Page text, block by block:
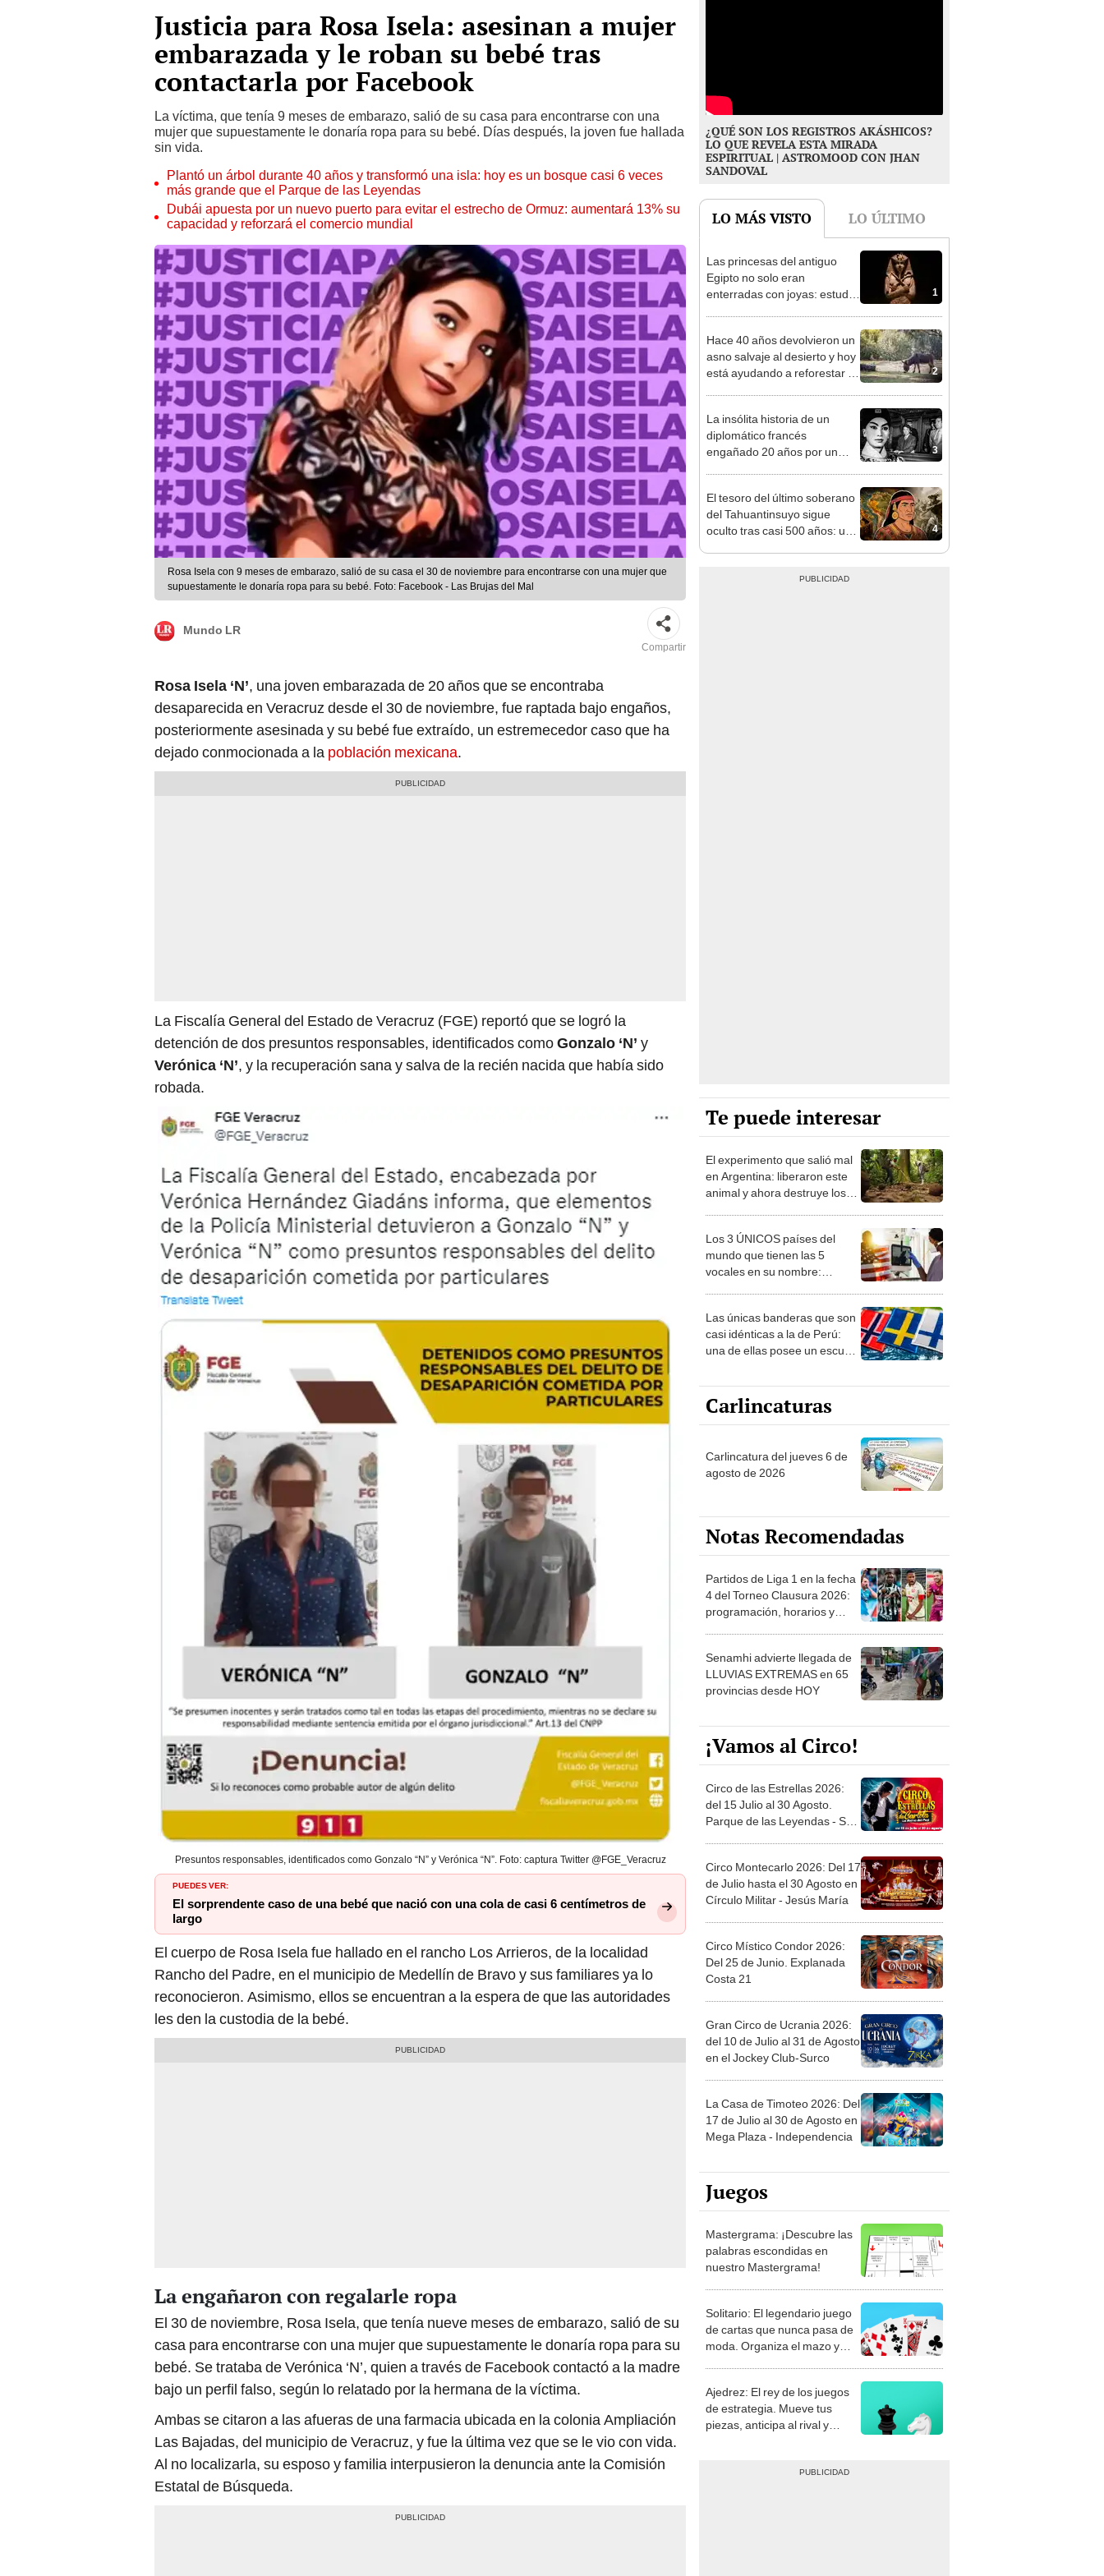
Justicia para Rosa Isela: asesinan a mujer
embarazada y le roban su bebé tras
contactarla por Facebook
La víctima, que tenía 9 meses de embarazo, salió de su casa para encontrarse con una
mujer que supuestamente le donaría ropa para su bebé. Días después, la joven fue hallada
sin vida.
Plantó un árbol durante 40 años y transformó una isla: hoy es un bosque casi 6 veces
más grande que el Parque de las Leyendas
Dubái apuesta por un nuevo puerto para evitar el estrecho de Ormuz: aumentará 13% su
capacidad y reforzará el comercio mundial
Rosa Isela con 9 meses de embarazo, salió de su casa el 30 de noviembre para encontrarse con una mujer que
supuestamente le donaría ropa para su bebé. Foto: Facebook - Las Brujas del Mal
Mundo LR
Compartir
Rosa Isela ‘N’, una joven embarazada de 20 años que se encontraba
desaparecida en Veracruz desde el 30 de noviembre, fue raptada bajo engaños,
posteriormente asesinada y su bebé fue extraído, un estremecedor caso que ha
dejado conmocionada a la población mexicana.
La Fiscalía General del Estado de Veracruz (FGE) reportó que se logró la
detención de dos presuntos responsables, identificados comoGonzalo ‘N’ y
Verónica ‘N’, y la recuperación sana y salva de la recién nacida que había sido
robada.
Presuntos responsables, identificados como Gonzalo “N” y Verónica “N”. Foto: captura Twitter @FGE_Veracruz
PUEDES VER:
El sorprendente caso de una bebé que nació con una cola de casi 6 centímetros de
largo
El cuerpo de Rosa Isela fue hallado en el rancho Los Arrieros, de la localidad
Rancho del Padre, en el municipio de Medellín de Bravo y sus familiares ya lo
reconocieron. Asimismo, ellos se encuentran a la espera de que las autoridades
les den la custodia de la bebé.
La engañaron con regalarle ropa
El 30 de noviembre, Rosa Isela, que tenía nueve meses de embarazo, salió de su
casa para encontrarse con una mujer que supuestamente le donaría ropa para su
bebé. Se trataba de Verónica ‘N’, quien a través de Facebook contactó a la madre
bajo un perfil falso, según lo relatado por la hermana de la víctima.
Ambas se citaron a las afueras de una farmacia ubicada en la colonia Ampliación
Las Bajadas, del municipio de Veracruz, y fue la última vez que se le vio con vida.
Al no localizarla, su esposo y familia interpusieron la denuncia ante la Comisión
Estatal de Búsqueda.
¿QUÉ SON LOS REGISTROS AKÁSHICOS?
LO QUE REVELA ESTA MIRADA
ESPIRITUAL | ASTROMOOD CON JHAN
SANDOVAL
LO MÁS VISTO LO ÚLTIMO
1
Las princesas del antiguo
Egipto no solo eran
enterradas con joyas: estudio
tumbas
2
Hace 40 años devolvieron un
asno salvaje al desierto y hoy
está ayudando a reforestar el
3
La insólita historia de un
diplomático francés
engañado 20 años por un
4
El tesoro del último soberano
del Tahuantinsuyo sigue
oculto tras casi 500 años: un
Te puede interesar
El experimento que salió mal
en Argentina: liberaron este
animal y ahora destruye los
Los 3 ÚNICOS países del
mundo que tienen las 5
vocales en su nombre:
Las únicas banderas que son
casi idénticas a la de Perú:
una de ellas posee un escudo
Carlincaturas
Carlincatura del jueves 6 de
agosto de 2026
Notas Recomendadas
Partidos de Liga 1 en la fecha
4 del Torneo Clausura 2026:
programación, horarios y
Senamhi advierte llegada de
LLUVIAS EXTREMAS en 65
provincias desde HOY
¡Vamos al Circo!
Circo de las Estrellas 2026:
del 15 Julio al 30 Agosto.
Parque de las Leyendas - San
Circo Montecarlo 2026: Del 17
de Julio hasta el 30 Agosto en
Círculo Militar - Jesús María
Circo Místico Condor 2026:
Del 25 de Junio. Explanada
Costa 21
Gran Circo de Ucrania 2026:
del 10 de Julio al 31 de Agosto
en el Jockey Club-Surco
La Casa de Timoteo 2026: Del
17 de Julio al 30 de Agosto en
Mega Plaza - Independencia
Juegos
Mastergrama: ¡Descubre las
palabras escondidas en
nuestro Mastergrama!
Solitario: El legendario juego
de cartas que nunca pasa de
moda. Organiza el mazo y
Ajedrez: El rey de los juegos
de estrategia. Mueve tus
piezas, anticipa al rival y